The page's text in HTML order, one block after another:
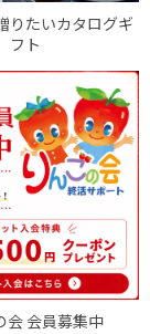
りたいカタログギ
フト
会 会員募集中